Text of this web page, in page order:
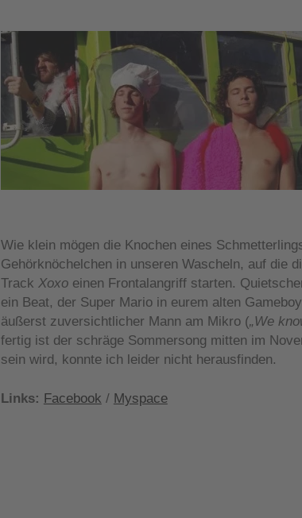
Wie klein mögen die Knochen eines
Gehörknöchelchen in unseren Wascheln, auf die
Track Xoxoeinen Frontalangriff starten.
ein Beat, der Super Mario in eurem alten
äußerst zuversichtlicher Mann am Mikro („We
fertig ist der schräge Sommersong mitten im
sein wird, konnte ich leider nicht herausfinden.
Links: Facebook / Myspace